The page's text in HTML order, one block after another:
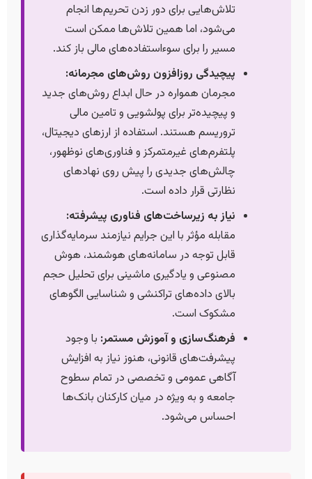
تلاش‌هایی برای دور زدن تحریم‌ها انجام
می‌شود، اما همین تلاش‌ها ممکن است
مسیر را برای سوءاستفاده‌های مالی باز کند.
پیچیدگی روزافزون روش‌های مجرمانه:
مجرمان همواره در حال ابداع روش‌های جدید
و پیچیده‌تر برای پولشویی و تامین مالی
تروریسم هستند. استفاده از ارزهای دیجیتال،
پلتفرم‌های غیرمتمرکز و فناوری‌های نوظهور،
چالش‌های جدیدی را پیش روی نهادهای
نظارتی قرار داده است.
نیاز به زیرساخت‌های فناوری پیشرفته:
مقابله مؤثر با این جرایم نیازمند سرمایه‌گذاری
قابل توجه در سامانه‌های هوشمند، هوش
مصنوعی و یادگیری ماشینی برای تحلیل حجم
بالای داده‌های تراکنشی و شناسایی الگوهای
مشکوک است.
فرهنگ‌سازی و آموزش مستمر: با وجود
پیشرفت‌های قانونی، هنوز نیاز به افزایش
آگاهی عمومی و تخصصی در تمام سطوح
جامعه و به ویژه در میان کارکنان بانک‌ها
احساس می‌شود.